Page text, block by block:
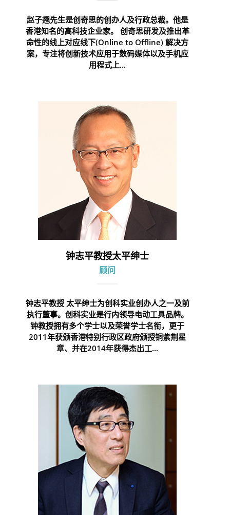
赵子翘先生是创奇思的创办人及行政总裁。他是
香港知名的高科技企业家。 创奇思研发及推出革
命性的线上对应线下(Online to Offline) 解决方
案，专注将创新技术应用于数码媒体以及手机应
用程式上...
钟志平教授太平绅士
顾问
钟志平教授 太平绅士为创科实业创办人之一及前
执行董事。创科实业是行内领导电动工具品牌。
钟教授拥有多个学士以及荣誉学士名衔，更于
2011年获颁香港特别行政区政府颁授铜紫荆星
章、并在2014年获得杰出工...